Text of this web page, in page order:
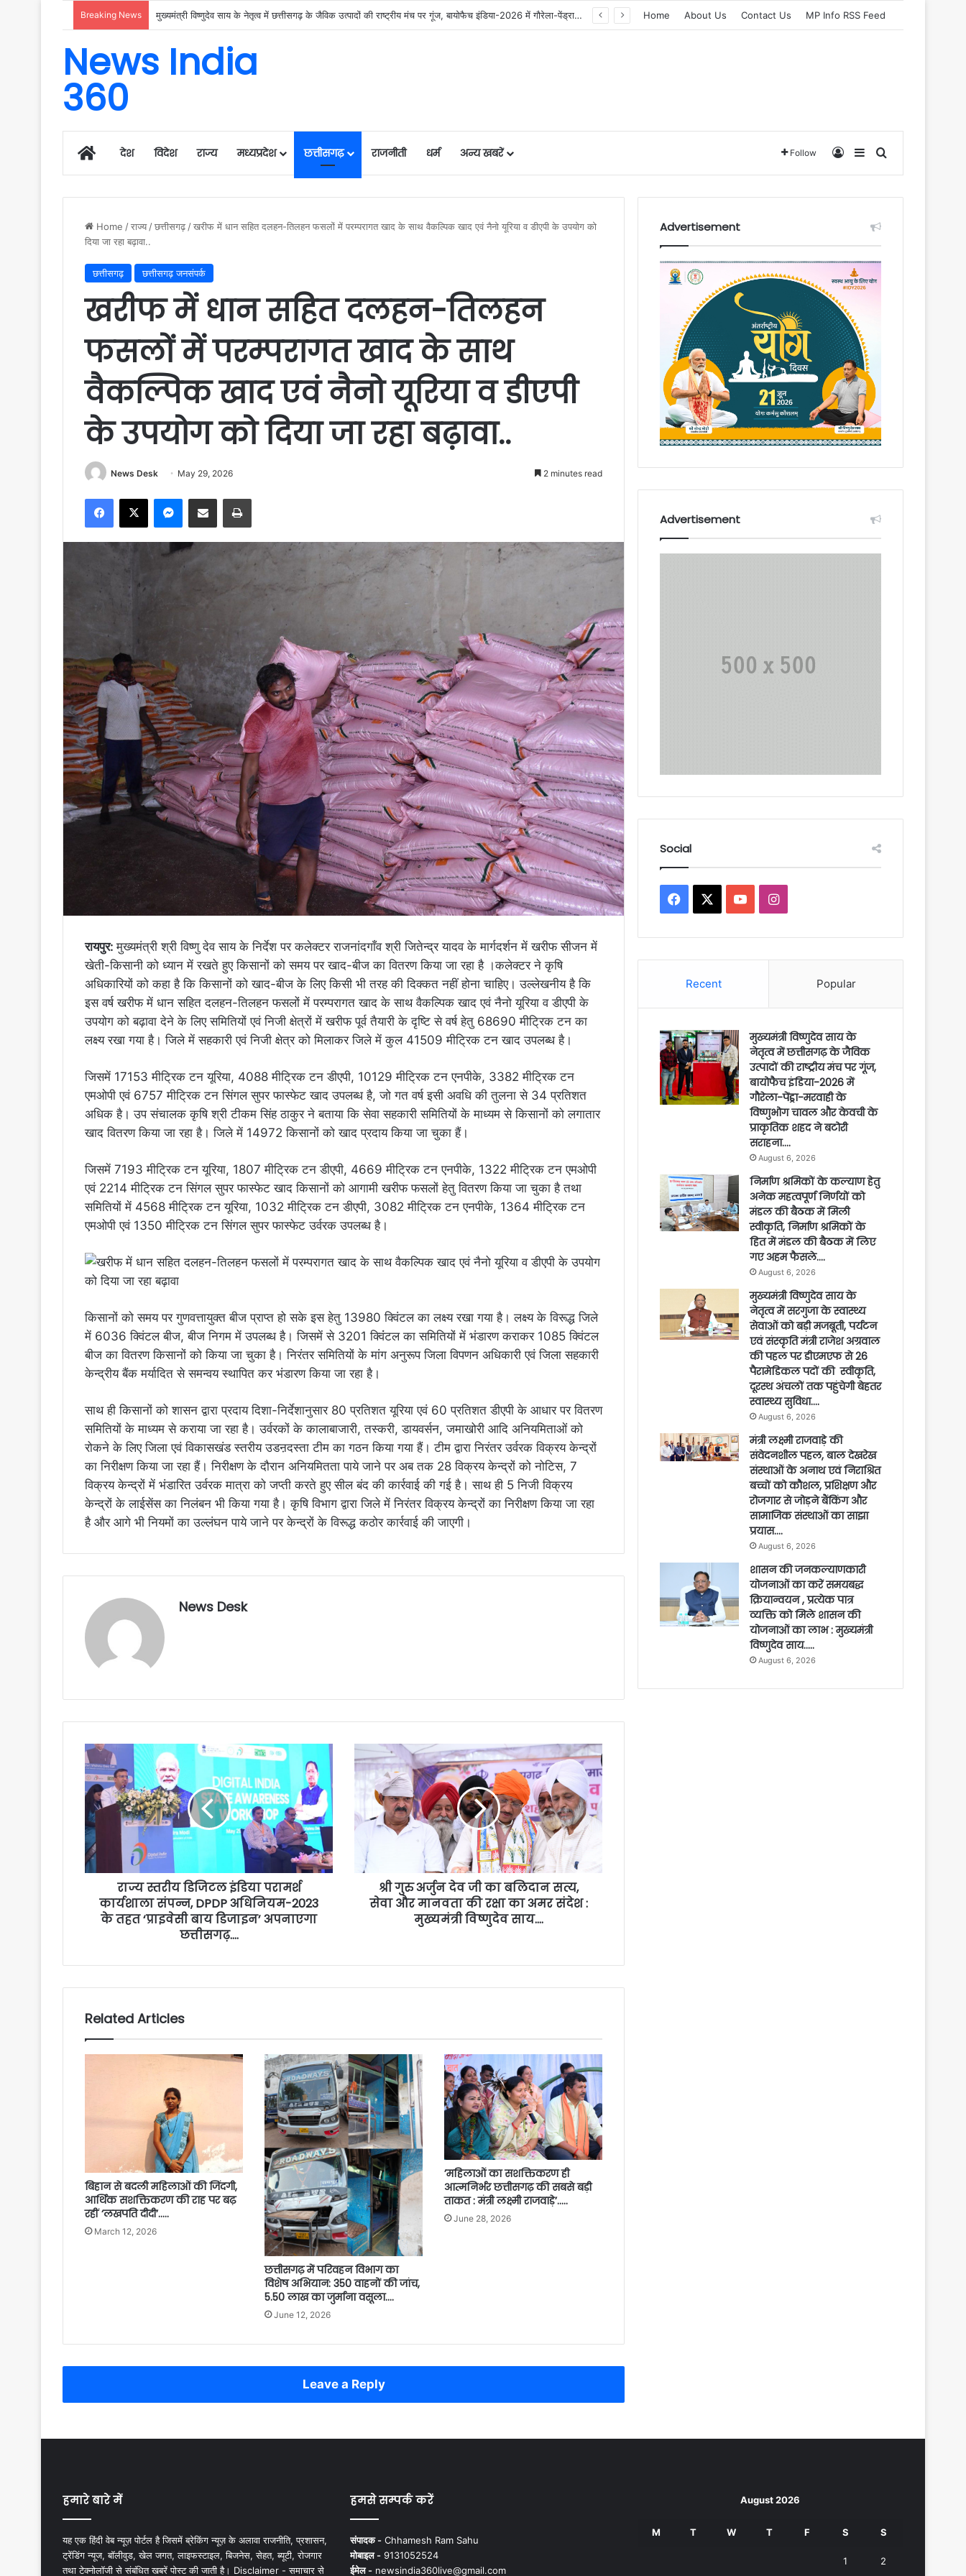
Breaking News निर्माण श्रमिकों के कल्याण हेतु अनेक महत्वपूर्ण निर्णयों को मंडल की बैठक में मिली स्वीकृति, निर्माण श्रमिकों के हित में मंडल की बैठक में लिए गए अहम फैसले…. Home About Us Contact Us MP Info RSS Feed
News India
360
Homeदेश विदेश राज्य मध्यप्रदेश छत्तीसगढ़ राजनीती धर्म अन्य खबरें Follow Log InSidebarSearch for
Home /राज्य /छत्तीसगढ़ /खरीफ में धान सहित दलहन-तिलहन फसलों में परम्परागत खाद के साथ वैकल्पिक खाद एवं नैनो यूरिया व डीएपी के उपयोग को
दिया जा रहा बढ़ावा..
छत्तीसगढ़ छत्तीसगढ़ जनसंपर्क
खरीफ में धान सहित दलहन-तिलहन
फसलों में परम्परागत खाद के साथ
वैकल्पिक खाद एवं नैनो यूरिया व डीएपी
के उपयोग को दिया जा रहा बढ़ावा..
News Desk May 29, 2026 2 minutes read
Facebook
X Messenger
Share via Email Print
रायपुर:मुख्यमंत्री श्री विष्णु देव साय के निर्देश पर कलेक्टर राजनांदगाँव श्री जितेन्द्र यादव के मार्गदर्शन में खरीफ सीजन में
खेती-किसानी को ध्यान में रखते हुए किसानों को समय पर खाद-बीज का वितरण किया जा रहा है ।कलेक्टर ने कृषि
अधिकारियों को कहा है कि किसानों को खाद-बीज के लिए किसी भी तरह की दिक्कत नहीं होना चाहिए। उल्लेखनीय है कि
इस वर्ष खरीफ में धान सहित दलहन-तिलहन फसलों में परम्परागत खाद के साथ वैकल्पिक खाद एवं नैनो यूरिया व डीएपी के
उपयोग को बढ़ावा देने के लिए समितियों एवं निजी क्षेत्रों में खरीफ पूर्व तैयारी के दृष्टि से वर्ष हेतु 68690 मीट्रिक टन का
लक्ष्य रखा गया है। जिले में सहकारी एवं निजी क्षेत्र को मिलाकर जिले में कुल 41509 मीट्रिक टन खाद उपलब्ध है।
जिसमें 17153 मीट्रिक टन यूरिया, 4088 मीट्रिक टन डीएपी, 10129 मीट्रिक टन एनपीके, 3382 मीट्रिक टन
एमओपी एवं 6757 मीट्रिक टन सिंगल सुपर फास्फेट खाद उपलब्ध है, जो गत वर्ष इसी अवधि की तुलना से 34 प्रतिशत
अधिक है। उप संचालक कृषि श्री टीकम सिंह ठाकुर ने बताया कि सेवा सहकारी समितियों के माध्यम से किसानों को लगातार
खाद वितरण किया जा रहा है। जिले में 14972 किसानों को खाद प्रदाय किया जा चुका हैं।
जिसमें 7193 मीट्रिक टन यूरिया, 1807 मीट्रिक टन डीएपी, 4669 मीट्रिक टन एनपीके, 1322 मीट्रिक टन एमओपी
एवं 2214 मीट्रिक टन सिंगल सुपर फास्फेट खाद किसानों को आगामी खरीफ फसलों हेतु वितरण किया जा चुका है तथा
समितियों में 4568 मीट्रिक टन यूरिया, 1032 मीट्रिक टन डीएपी, 3082 मीट्रिक टन एनपीके, 1364 मीट्रिक टन
एमओपी एवं 1350 मीट्रिक टन सिंगल सुपर फास्फेट उर्वरक उपलब्ध है।
किसानों को समय पर गुणवत्तायुक्त बीज प्राप्त हो सके इस हेतु 13980 क्विंटल का लक्ष्य रखा गया है। लक्ष्य के विरूद्ध जिले
में 6036 क्विंटल बीज, बीज निगम में उपलब्ध है। जिसमें से 3201 क्विंंटल का समितियों में भंडारण कराकर 1085 क्विंटल
बीज का वितरण किसानों को किया जा चुका है। निरंतर समितियों के मांग अनुरूप जिला विपणन अधिकारी एवं जिला सहकारी
केन्द्रीय बैंक मर्यादित से समन्वय स्थापित कर भंडारण किया जा रहा है।
साथ ही किसानों को शासन द्वारा प्रदाय दिशा-निर्देशानुसार 80 प्रतिशत यूरिया एवं 60 प्रतिशत डीएपी के आधार पर वितरण
समितियों के माध्यम से कराया जा रहा है। उर्वरकों के कालाबाजारी, तस्करी, डायवर्सन, जमाखोरी आदि अनियमिताओं को
रोकने के लिए जिला एवं विकासखंड स्तरीय उडऩदस्ता टीम का गठन किया गया हैं। टीम द्वारा निरंतर उर्वरक विक्रय केन्द्रों
का निरीक्षण किया जा रहा हैं। निरीक्षण के दौरान अनियमितता पाये जाने पर अब तक 28 विक्रय केन्द्रों को नोटिस, 7
विक्रय केन्द्रों में भंडारित उर्वरक मात्रा को जप्ती करते हुए सील बंद की कार्रवाई की गई है। साथ ही 5 निजी विक्रय
केन्द्रों के लाईसेंस का निलंबन भी किया गया है। कृषि विभाग द्वारा जिले में निरंतर विक्रय केन्द्रों का निरीक्षण किया जा रहा
है और आगे भी नियमों का उल्लंघन पाये जाने पर केन्द्रों के विरूद्ध कठोर कार्रवाई की जाएगी।
News Desk
राज्य स्तरीय डिजिटल इंडिया परामर्श
कार्यशाला संपन्न, DPDP अधिनियम-2023
के तहत ‘प्राइवेसी बाय डिजाइन’ अपनाएगा
छत्तीसगढ़….
श्री गुरु अर्जुन देव जी का बलिदान सत्य,
सेवा और मानवता की रक्षा का अमर संदेश :
मुख्यमंत्री विष्णुदेव साय….
Related Articles
बिहान से बदली महिलाओं की जिंदगी,
आर्थिक सशक्तिकरण की राह पर बढ़
रहीं ‘लखपति दीदी’…..
March 12, 2026
छत्तीसगढ़ में परिवहन विभाग का
विशेष अभियान: 350 वाहनों की जांच,
5.50 लाख का जुर्माना वसूला….
June 12, 2026
’महिलाओं का सशक्तिकरण ही
आत्मनिर्भर छत्तीसगढ़ की सबसे बड़ी
ताकत : मंत्री लक्ष्मी राजवाड़े’…..
June 28, 2026
Leave a Reply
Advertisement
Advertisement
Social
Facebook YouTubeInstagram
Recent Popular
मुख्यमंत्री विष्णुदेव साय के
नेतृत्व में छत्तीसगढ़ के जैविक
उत्पादों की राष्ट्रीय मंच पर गूंज,
बायोफैच इंडिया-2026 में
गौरेला-पेंड्रा-मरवाही के
विष्णुभोग चावल और केवची के
प्राकृतिक शहद ने बटोरी
सराहना….
August 6, 2026
निर्माण श्रमिकों के कल्याण हेतु
अनेक महत्वपूर्ण निर्णयों को
मंडल की बैठक में मिली
स्वीकृति, निर्माण श्रमिकों के
हित में मंडल की बैठक में लिए
गए अहम फैसले….
August 6, 2026
मुख्यमंत्री विष्णुदेव साय के
नेतृत्व में सरगुजा के स्वास्थ्य
सेवाओं को बड़ी मजबूती, पर्यटन
एवं संस्कृति मंत्री राजेश अग्रवाल
की पहल पर डीएमएफ से 26
पैरामेडिकल पदों की स्वीकृति,
दूरस्थ अंचलों तक पहुंचेगी बेहतर
स्वास्थ्य सुविधा….
August 6, 2026
मंत्री लक्ष्मी राजवाड़े की
संवेदनशील पहल, बाल देखरेख
संस्थाओं के अनाथ एवं निराश्रित
बच्चों को कौशल, प्रशिक्षण और
रोजगार से जोड़ने बैंकिंग और
सामाजिक संस्थाओं का साझा
प्रयास….
August 6, 2026
शासन की जनकल्याणकारी
योजनाओं का करें समयबद्ध
क्रियान्वयन , प्रत्येक पात्र
व्यक्ति को मिले शासन की
योजनाओं का लाभ : मुख्यमंत्री
विष्णुदेव साय…..
August 6, 2026
हमारे बारे में
यह एक हिंदी वेब न्यूज़ पोर्टल है जिसमें ब्रेकिंग न्यूज़ के अलावा राजनीति, प्रशासन,
ट्रेंडिंग न्यूज, बॉलीवुड, खेल जगत, लाइफस्टाइल, बिजनेस, सेहत, ब्यूटी, रोजगार
तथा टेक्नोलॉजी से संबंधित खबरें पोस्ट की जाती है। Disclaimer - समाचार से
हमसे सम्पर्क करें
संपादक -Chhamesh Ram Sahu
मोबाइल -9131052524
ईमेल - newsindia360live@gmail.com
August 2026
M T W T F S S
1 2